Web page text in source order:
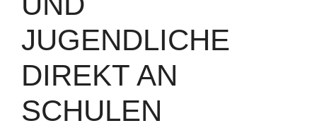
UGENDLICHE D
IREKT AN S
CHULEN